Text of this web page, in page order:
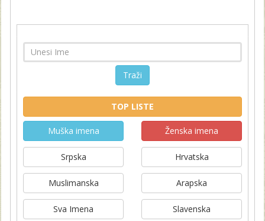
Traži
TOP LISTE
Muška imena Ženska imena
Srpska Hrvatska
Muslimanska Arapska
Sva Imena Slavenska